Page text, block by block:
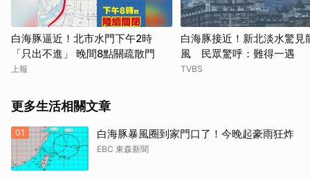
白海豚逼近！北市水門下午2時
「只出不進」 晚間8點關疏散門
上報
白海豚接近！新北淡水驚見
風 民眾驚呼：難得一遇
TVBS
更多生活相關文章
01 白海豚暴風圈到家門口了！今晚起豪雨狂炸
EBC 東森新聞